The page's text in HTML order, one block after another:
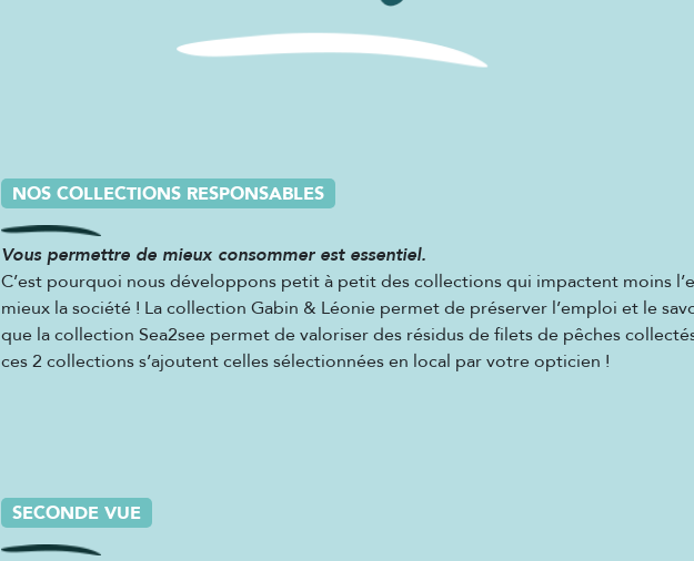
NOS COLLECTIONS RESPONSABLES
Vous permettre de mieux consommer est essentiel.
C’est pourquoi nous développons petit à petit des collections qui impactent moins
mieux la société ! La collection Gabin & Léonie permet de préserver l’emploi et le
que la collection Sea2see permet de valoriser des résidus de filets de pêches
ces 2 collections s’ajoutent celles sélectionnées en local par votre opticien !
SECONDE VUE